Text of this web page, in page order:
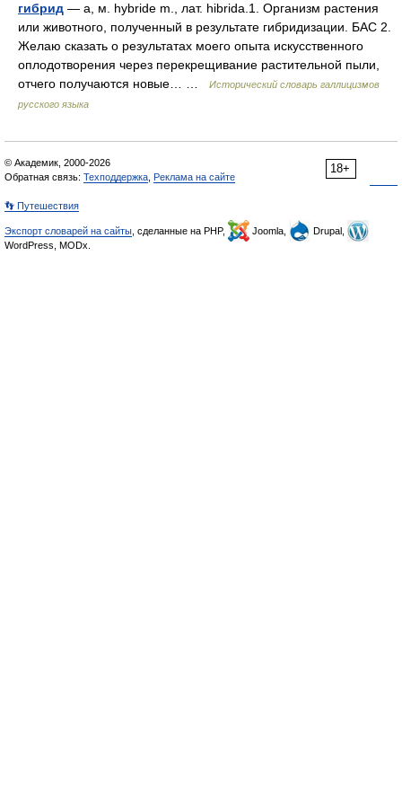
гибрид — а, м. hybride m., лат. hibrida.1. Организм растения
или животного, полученный в результате гибридизации. БАС 2.
Желаю сказать о результатах моего опыта искусственного
оплодотворения через перекрещивание растительной пыли,
отчего получаются новые… …
Исторический словарь галлицизмов
русского языка
18+
© Академик, 2000-2026
Обратная связь: Техподдержка Реклама на сайте
👣 Путешествия
Экспорт словарей на сайты , сделанные на PHP, Joomla,
Drupal,
WordPress, MODx.